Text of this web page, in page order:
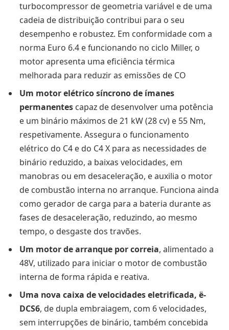
turbocompressor de geometria variável e de uma
cadeia de distribuição contribui para o seu
desempenho e robustez. Em conformidade com a
norma Euro 6.4 e funcionando no ciclo Miller, o
motor apresenta uma eficiência térmica
melhorada para reduzir as emissões de CO
Um motor elétrico síncrono de ímanes
permanentes capaz de desenvolver uma potência
e um binário máximos de 21 kW (28 cv) e 55 Nm,
respetivamente. Assegura o funcionamento
elétrico do C4 e do C4 X para as necessidades de
binário reduzido, a baixas velocidades, em
manobras ou em desaceleração, e auxilia o motor
de combustão interna no arranque. Funciona ainda
como gerador de carga para a bateria durante as
fases de desaceleração, reduzindo, ao mesmo
tempo, o desgaste dos travões.
Um motor de arranque por correia, alimentado a
48V, utilizado para iniciar o motor de combustão
interna de forma rápida e reativa.
Uma nova caixa de velocidades eletrificada, ë-
DCS6, de dupla embraiagem, com 6 velocidades,
sem interrupções de binário, também concebida